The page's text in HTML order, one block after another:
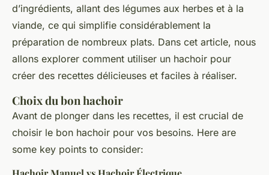
d’ingrédients, allant des légumes aux herbes et à la
viande, ce qui simplifie considérablement la
préparation de nombreux plats. Dans cet article, nous
allons explorer comment utiliser un hachoir pour
créer des recettes délicieuses et faciles à réaliser.
Choix du bon hachoir
Avant de plonger dans les recettes, il est crucial de
choisir le bon hachoir pour vos besoins. Here are
some key points to consider: